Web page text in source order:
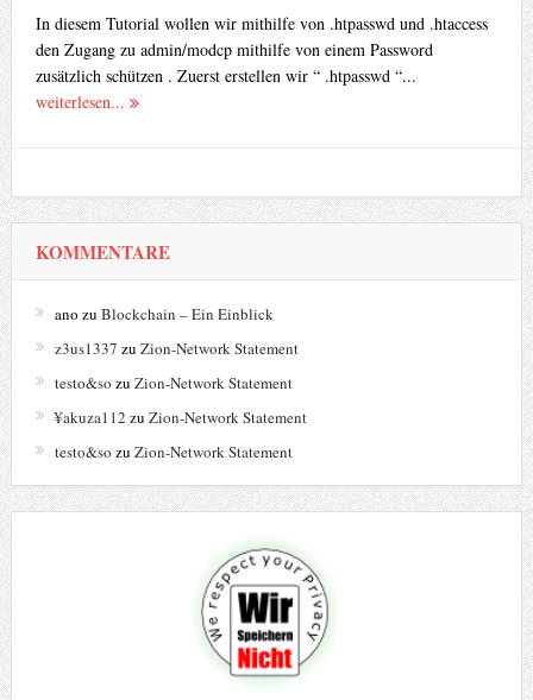
In diesem Tutorial wollen wir mithilfe von .htpasswd und .htaccess
den Zugang zu admin/modcp mithilfe von einem Password
zusätzlich schützen . Zuerst erstellen wir “ .htpasswd “...
weiterlesen...
KOMMENTARE
ano zu Blockchain – Ein Einblick
z3us1337 zu Zion-Network Statement
testo&so zu Zion-Network Statement
¥akuza112 zu Zion-Network Statement
testo&so zu Zion-Network Statement